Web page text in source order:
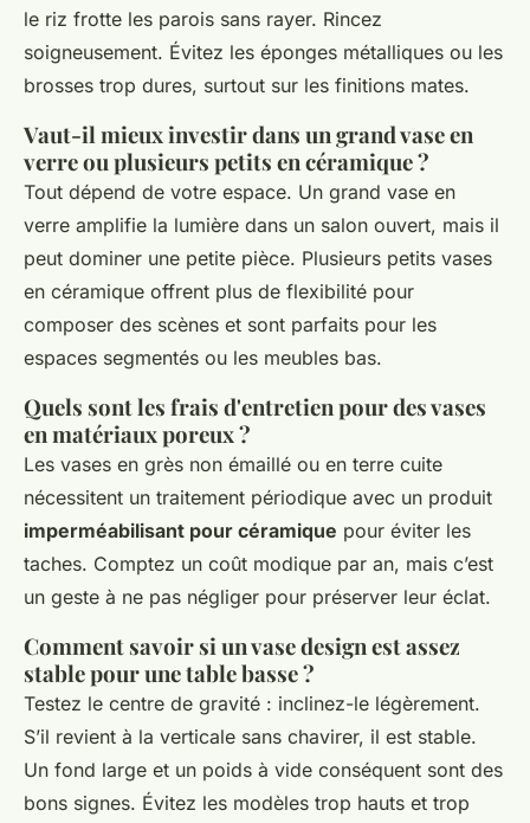
le riz frotte les parois sans rayer. Rincez
soigneusement. Évitez les éponges métalliques ou les
brosses trop dures, surtout sur les finitions mates.
Vaut-il mieux investir dans un grand vase en
verre ou plusieurs petits en céramique ?
Tout dépend de votre espace. Un grand vase en
verre amplifie la lumière dans un salon ouvert, mais il
peut dominer une petite pièce. Plusieurs petits vases
en céramique offrent plus de flexibilité pour
composer des scènes et sont parfaits pour les
espaces segmentés ou les meubles bas.
Quels sont les frais d'entretien pour des vases
en matériaux poreux ?
Les vases en grès non émaillé ou en terre cuite
nécessitent un traitement périodique avec un produit
imperméabilisant pour céramique pour éviter les
taches. Comptez un coût modique par an, mais c’est
un geste à ne pas négliger pour préserver leur éclat.
Comment savoir si un vase design est assez
stable pour une table basse ?
Testez le centre de gravité : inclinez-le légèrement.
S’il revient à la verticale sans chavirer, il est stable.
Un fond large et un poids à vide conséquent sont des
bons signes. Évitez les modèles trop hauts et trop